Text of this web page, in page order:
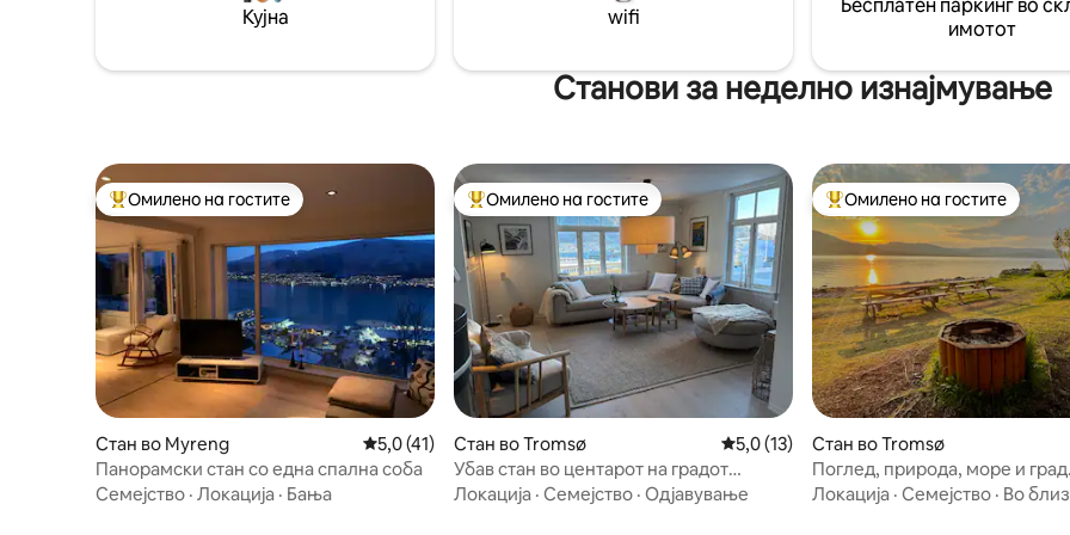
соби, дневна соба, бања, влез и мала
магацинска соба. Камионите се
светилки, нема сообраќај,
асфалт. Добре дојдовте!
Кујна wifi
Бесплатен паркинг во
имотот
Станови за неделно изнајмување
Меѓу најуспешните „Омилени на гостите“
Омилено на гостите
Стан во Myreng Просечна оцена: 5,0 од 5, 41 рецензии
5,0 (41)
Панорамски стан со една спална соба
Семејство · Локација · Бања
Меѓу најуспешните „Омилени на гостите“
Омилено на гостите
Стан во Tromsø Просечна оцена: 5,0 од 5, 13 рецензии
5,0 (13)
Убав стан во центарот на градот
Тромсо
Локација · Семејство · Одјавување
Меѓу најуспешните „Омилени
Омилено на гостите
Стан во Tromsø
Поглед, природа, море и град.
Бесплатен паркинг
Локација · Семејство · Во